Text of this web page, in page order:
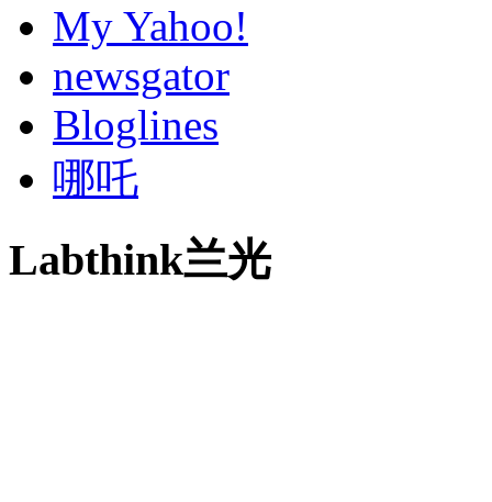
My Yahoo!
newsgator
Bloglines
哪吒
Labthink兰光